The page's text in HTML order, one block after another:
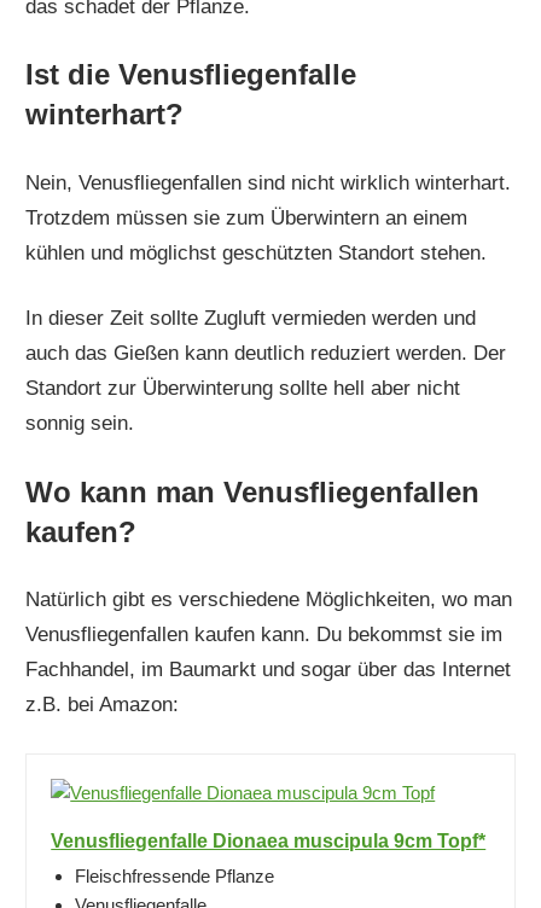
das schadet der Pflanze.
Ist die Venusfliegenfalle
winterhart?
Nein, Venusfliegenfallen sind nicht wirklich winterhart.
Trotzdem müssen sie zum Überwintern an einem
kühlen und möglichst geschützten Standort stehen.
In dieser Zeit sollte Zugluft vermieden werden und
auch das Gießen kann deutlich reduziert werden. Der
Standort zur Überwinterung sollte hell aber nicht
sonnig sein.
Wo kann man Venusfliegenfallen
kaufen?
Natürlich gibt es verschiedene Möglichkeiten, wo man
Venusfliegenfallen kaufen kann. Du bekommst sie im
Fachhandel, im Baumarkt und sogar über das Internet
z.B. bei Amazon:
Venusfliegenfalle Dionaea muscipula 9cm Topf*
Fleischfressende Pflanze